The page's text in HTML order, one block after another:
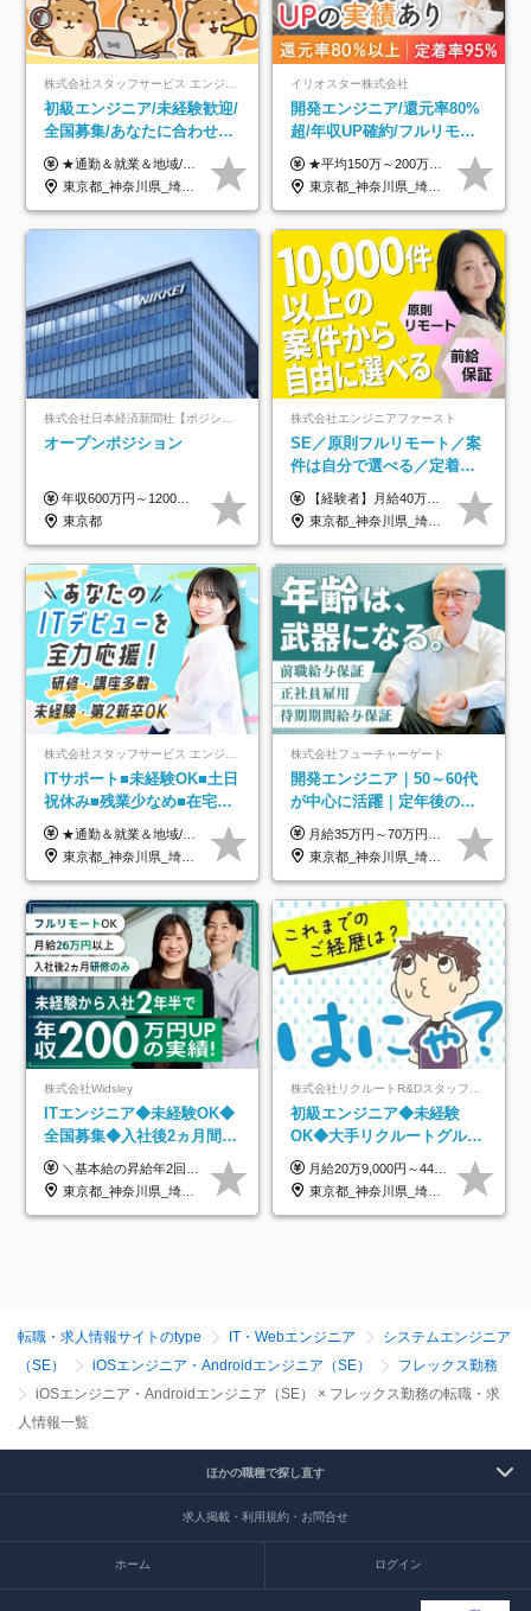
株式会社スタッフサービス エンジニアリング事業本部
初級エンジニア/未経験歓迎/
全国募集/あなたに合わせた
オリジナル研修をご用
意/AI・IoT/残業平均8時間
★通勤＆就業＆地域/住宅＆役職手当あり ★残業代は全額支給 ★選べる給与制度あり！ ■東京・神奈川・千葉・埼玉勤務の場合 月給24.5万円～55万円＋諸手当 （残業代は全額支給） (20,000円の地域/住宅手当込み) ■愛知・京都・大阪・兵庫勤務の場合 月給24万円以上＋諸手当 （残業代は全額支給） (15,000円の地域/住宅手当込み) ■茨城・栃木・群馬・静岡・三重・滋賀・広島・福岡勤務の場合 月給23.5万円以上＋諸手当 （残業代は全額支給） (10,000円の地域/住宅手当込み) ■北海道・宮城・山梨・長野・岐阜・奈良・和歌山・岡山勤務の場合 月給23万円以上＋諸手当 （残業代は全額支給） (5,000円の地域/住宅手当込み) ■その他のエリア勤務の場合 月給22.5万円以上＋諸手当 （残業代は全額支給） ※経験や能力を考慮し、当社規定により優遇します 【昇給：年一回実施】 【選べる給与制度】 ★収入を重視する方に… 「変動型人事制度」の選択も可能（派遣先からの評価に応じて収入アップ！） ※年2回のタイミングで希望者と面談の上決定します。
東京都_神奈川県_埼玉県_千葉県_大阪府_愛知県_北海道_岩手県_宮城県_山形県_福島県_茨城県_栃木県_群馬県_山梨県_長野県_富山県_石川県_静岡県_岐阜県_三重県_兵庫県_京都府_滋賀県_奈良県_広島県_岡山県_山口県_愛媛県_福岡県_熊本県_長崎県
イリオスター株式会社
開発エンジニア/還元率80%
超/年収UP確約/フルリモ
OK/年休130日/平均残業7h/
約2万件の案件から選択
★平均150万～200万円年収UPを実現！ ★前職給与を100％保証！ ★案件内容の開示・明確な評価体制あり ⇒クライアント評価で即昇給を実現したケースも◎ ★年12回（毎月昇給チャンスあり） ■月給35万円～103万円 ※経験・能力・前職給与を考慮し、決定 ※上記給与には月30時間分(6万6500円以上)の固定残業代が含まれます。超過分は手当として別途支給します ※試用期間3ヶ月あり(期間中の給与・待遇面に差異はありません) ▼収入アップの実例をご紹介 ───────────── ★働き方改革をした30代男性（PG） 子どもが生まれたばかりなのに、忙しい現場で残業も月50～60時間が当たり前。 ⇒残業ほぼゼロ＆週3リモートの働き方に！しかも給与もアップ！ ★収入アップした30代男性（PM） 子供が3人いて家計も苦しく、残業代で稼ぐ日々… ⇒残業をたくさんしていた年収額より、100万円以上アップしました！
東京都_神奈川県_埼玉県_千葉県_大阪府_愛知県_北海道_青森県_岩手県_宮城県_秋田県_山形県_福島県_茨城県_栃木県_群馬県_新潟県_山梨県_長野県_富山県_石川県_福井県_静岡県_岐阜県_三重県_兵庫県_京都府_滋賀県_奈良県_和歌山県_広島県_岡山県_鳥取県_島根県_山口県_徳島県_香川県_愛媛県_高知県_福岡県_熊本県_佐賀県_長崎県_大分県_宮崎県_鹿児島県_沖縄県
株式会社日本経済新聞社【ポジションマッチ登録】
オープンポジション
年収600万円～1200万円 ※上記年収は、想定年収です。住居費補助、子手当などの各種手当を含む金額です。 ※経験・能力等を考慮の上、当社規定により決定します。
東京都
株式会社エンジニアファースト
SE／原則フルリモート／案
件は自分で選べる／定着率
93%／20～30代活躍中！
【経験者】月給40万円～120万円(固定残業代含む)+各種手当 ★前職給与の総収入額を100％保証｜還元率84％〜100％ ★20代の平均年収570万円 ※月給には、みなし残業手当(月30時間／5万8000円以上)を含みます 超過分は別途追加支給 ※固定残業代は、時間外労働の有無に関わらず30時間分を、月5万8000円~15万7000円支給 ※上記を超える時間外労働分は追加で支給 【未経験者】月給21万円以上＋各種手当 固定残業なし(残業代発生分全額支給) ※6ヶ月の試用期間あり（※条件に変動なし） ▼単価連動性×還元率は84％～100％で収入の大幅UPが可能！ ・案件単価が月50万円の場合：年収417万円 ・案件単価が月70万円の場合：年収584万円 ・案件単価が月100万円の場合：年収834万円 ＜モデル年収＞ ▼400万円～500万円(入社初年度) ▼542万円～626万円(入社2年) ▼667万円～700万円(入社3年） ▼709万円～801万円(入社5年）
東京都_神奈川県_埼玉県_千葉県_大阪府_愛知県_北海道_青森県_岩手県_宮城県_秋田県_山形県_福島県_茨城県_栃木県_群馬県_新潟県_山梨県_長野県_富山県_石川県_福井県_静岡県_岐阜県_三重県_兵庫県_京都府_滋賀県_奈良県_和歌山県_広島県_岡山県_鳥取県_島根県_山口県_徳島県_香川県_愛媛県_高知県_福岡県_熊本県_佐賀県_長崎県_大分県_宮崎県_鹿児島県_沖縄県
ITサポート■未経験OK■土日
祝休み■残業少なめ■在宅実
績あり■約900種類のスキル
アップ講座あり■全国募集
★通勤＆就業＆地域/住宅＆役職手当あり ★残業代は全額支給 ★選べる給与制度あり！ ■東京・神奈川・千葉・埼玉勤務の場合 月給24.5万円～55万円＋諸手当 （残業代は全額支給） (20,000円の地域/住宅手当込み) ■愛知・京都・大阪・兵庫勤務の場合 月給24万円以上＋諸手当 （残業代は全額支給） (15,000円の地域/住宅手当込み) ■茨城・栃木・群馬・静岡・三重・滋賀・広島・福岡勤務の場合 月給23.5万円以上＋諸手当 （残業代は全額支給） (10,000円の地域/住宅手当込み) ■北海道・宮城・山梨・長野・岐阜・奈良・和歌山・岡山勤務の場合 月給23万円以上＋諸手当 （残業代は全額支給） (5,000円の地域/住宅手当込み) ■その他のエリア勤務の場合 月給22.5万円以上＋諸手当 （残業代は全額支給） ※経験や能力を考慮し、当社規定により優遇します 【昇給：年一回実施】 【選べる給与制度】 ★収入を重視する方に… 「変動型人事制度」の選択も可能（派遣先からの評価に応じて収入アップ！） ※年2回のタイミングで希望者と面談の上決定します。
東京都_神奈川県_埼玉県_千葉県_大阪府_愛知県_北海道_岩手県_宮城県_山形県_福島県_茨城県_栃木県_群馬県_山梨県_長野県_富山県_石川県_静岡県_岐阜県_三重県_兵庫県_京都府_滋賀県_奈良県_広島県_岡山県_山口県_愛媛県_福岡県_熊本県_長崎県
株式会社フューチャーゲート
開発エンジニア｜50～60代
が中心に活躍｜定年後の給
与減ナシ｜年収50万円アッ
プ実績／昇給率92％（直近3
年）
月給35万円～70万円（固定残業代30時間分63,869円～を含む）+賞与年1回 ※30時間を超える分は別途支給します ●これまでのご経験・スキル・前職給与をできる限り考慮します ●待機期間も給与を100％支給します ●試用期間中も給与や福利厚生は同じです ≪年収を維持しながら長く働けます！≫ 一般的な企業では55歳や60歳を機に年収が下がりますが、 当社は役職などではなく「スキルや経験」で評価。 エンジニアとして長く働きながら あなたにふさわしい年収を維持できます！
東京都_神奈川県_埼玉県_千葉県
株式会社Widsley
ITエンジニア◆未経験OK◆
全国募集◆入社後2ヵ月間は
研修のみ◆フルリモート
OK◆残業月3h◆服装髪型自
＼基本給の昇給年2回＆プロジェクト手当による昇給年12回！！／ 【経験者の場合】 月給33万円～70万円＋プロジェクト手当＋資格手当 ★スキルや経験を考慮の上、優遇します ★上記給与には固定残業代20時間分(月4万3883円～)を含みます。残業が超過した場合は、追加支給します(残業は月平均3時間とほぼ発生しません。残業がなくても、固定残業代は支給されます) ★試用期間中も、月給や福利厚生等は同じです ---------- 【未経験者の場合】 月給26万円～50万円＋プロジェクト手当＋資格手当 ★スキルや経験を考慮の上、優遇します ★上記給与には固定残業代20時間分(月3万719円～)を含みます。残業が超過した場合は、追加支給します(残業は月平均3時間とほぼ発生しません。残業がなくても、固定残業代は支給されます) ★試用期間6ヵ月あり ・1ヶ月目～：月給23万円～ ・2ヶ月目～6ヶ月目：月給23万円～＋プロジェクト手当1～3万円 （上記給与にはそれぞれ固定残業代20時間分(月3万719円～)を含み、超過した場合は追加支給します。） ---------- 【プロジェクト手当について】 参画するプロジェクトの単価に応じて毎月の歩合給を支給します 業界内でもトップクラスの高還元です！
東京都_神奈川県_埼玉県_千葉県_大阪府_愛知県_北海道_青森県_岩手県_宮城県_秋田県_山形県_福島県_茨城県_栃木県_群馬県_新潟県_山梨県_長野県_富山県_石川県_福井県_静岡県_岐阜県_三重県_兵庫県_京都府_滋賀県_奈良県_和歌山県_広島県_岡山県_鳥取県_島根県_山口県_徳島県_香川県_愛媛県_高知県_福岡県_熊本県_佐賀県_長崎県_大分県_宮崎県_鹿児島県_沖縄県
初級エンジニア◆未経験
OK◆大手リクルートグルー
プ正社員◆独自の教育体制
◆住宅手当制度あり/s
月給20万9,000円～44万円 ※試用期間6カ月あり（期間中の待遇に変更なし） ※経験・能力・前給を考慮の上、決定いたします ※時間外手当100％支給 ※派遣就業先が変更となる場合には、就業規則、労使協定等に基づき賃金が変更となる可能性があります
東京都_神奈川県_埼玉県_千葉県_大阪府_愛知県_青森県_岩手県_宮城県_秋田県_山形県_福島県_茨城県_栃木県_群馬県_山梨県_長野県_福井県_静岡県_岐阜県_三重県_兵庫県_京都府_滋賀県_奈良県_広島県_岡山県_山口県_香川県_福岡県_熊本県_佐賀県_長崎県_大分県_宮崎県_鹿児島県
転職・求人情報サイトのtype IT・Webエンジニア
システムエンジニア
（SE）
iOSエンジニア・Androidエンジニア（SE）
フレックス勤務
iOSエンジニア・Androidエンジニア（SE） × フレックス勤務の転職・求
人情報一覧
ほかの職種で探し直す
求人掲載・利用規約・お問合せ
ホーム ログイン